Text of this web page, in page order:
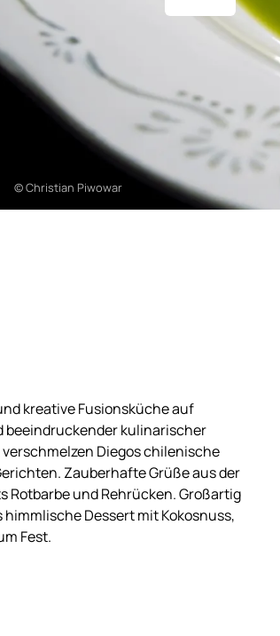
© Christian Piwowar
kreative Fusionsküche auf
beeindruckender kulinarischer
Diegos chilenische
Zauberhafte Grüße aus der
Rotbarbe und Rehrücken. Großartig
Dessert mit Kokosnuss,
Fest.